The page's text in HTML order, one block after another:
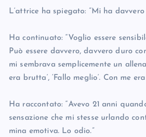
L’attrice ha spiegato: “Mi ha
Ha continuato: “Voglio essere
Può essere davvero, davvero duro
mi sembrava semplicemente un
era brutta’, ‘Fallo meglio’. Con me
Ha raccontato: “Avevo 21 anni
sensazione che mi stesse urlando
mina emotiva. Lo odio.”